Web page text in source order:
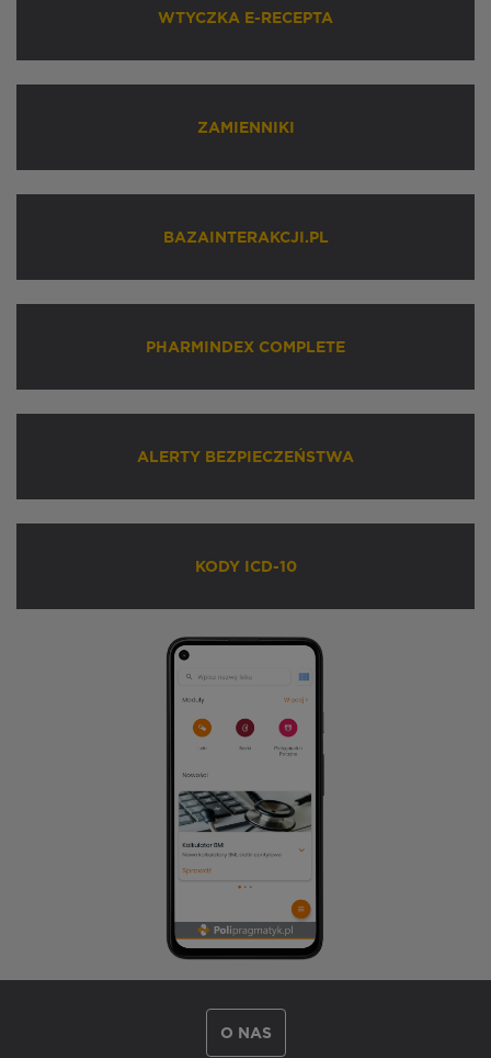
WTYCZKA E-RECEPTA
ZAMIENNIKI
BAZAINTERAKCJI.PL
PHARMINDEX COMPLETE
ALERTY BEZPIECZEŃSTWA
KODY ICD-10
O NAS